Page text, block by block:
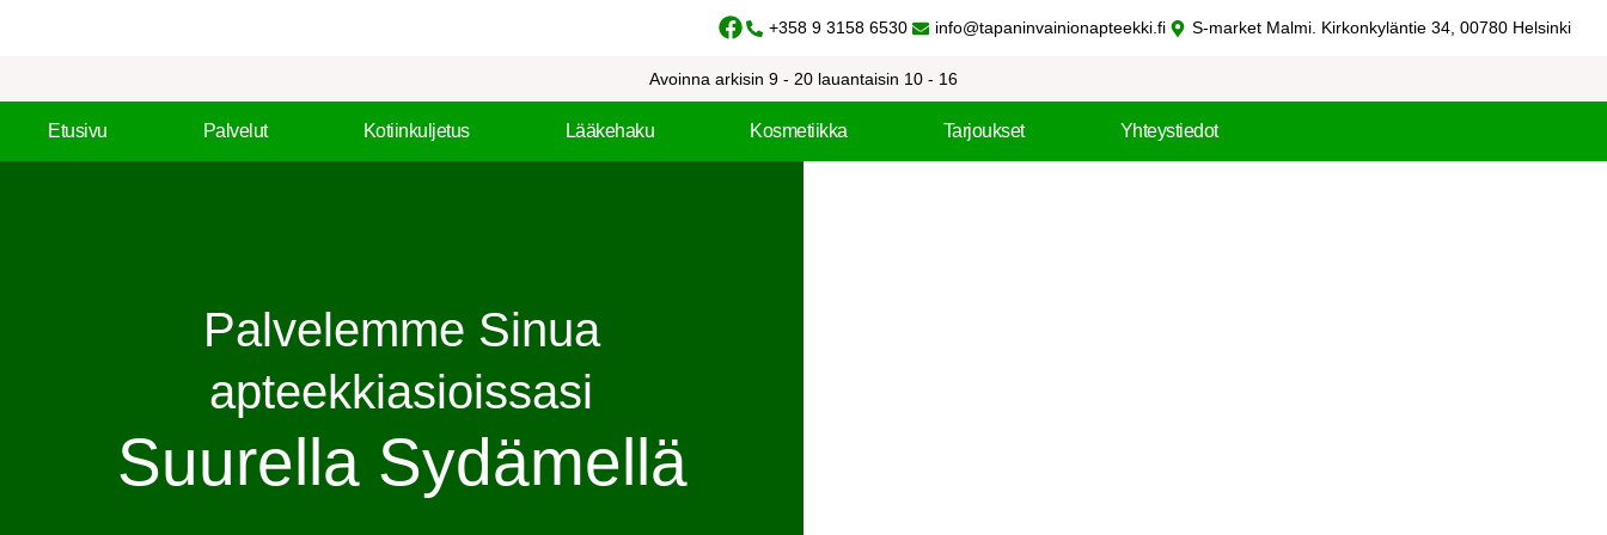
+358 9 3158 6530 info@tapaninvainionapteekki.fi S-market Malmi. Kirkonkyläntie 34, 00780 Helsinki
Avoinna arkisin 9 - 20 lauantaisin 10 - 16
Etusivu Palvelut Kotiinkuljetus Lääkehaku Kosmetiikka Tarjoukset Yhteystiedot
Suurella Sydämellä
Palvelemme Sinua
apteekkiasioissasi